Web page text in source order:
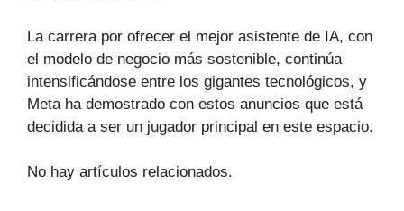
La carrera por ofrecer el mejor asistente de IA, con
el modelo de negocio más sostenible, continúa
intensificándose entre los gigantes tecnológicos, y
Meta ha demostrado con estos anuncios que está
decidida a ser un jugador principal en este espacio.
No hay artículos relacionados.